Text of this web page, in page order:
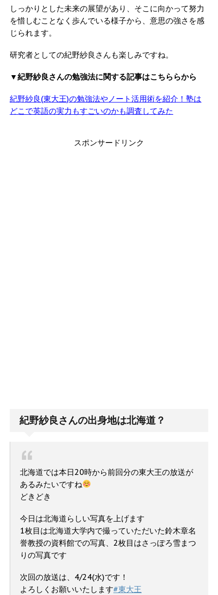
しっかりとした未来の展望があり、そこに向かって努力
を惜しむことなく歩んでいる様子から、意思の強さを感
じられます。
研究者としての紀野紗良さんも楽しみですね。
▼紀野紗良さんの勉強法に関する記事はこちららから
紀野紗良(東大王)の勉強法やノート活用術を紹介！塾は
どこで英語の実力もすごいのかも調査してみた
スポンサードリンク
紀野紗良さんの出身地は北海道？
北海道では本日20時から前回分の東大王の放送が
あるみたいですね
どきどき
今日は北海道らしい写真を上げます
1枚目は北海道大学内で撮っていただいた鈴木章名
誉教授の資料館での写真、2枚目はさっぽろ雪まつ
りの写真です
次回の放送は、4/24(水)です！
よろしくお願いいたします#東大王